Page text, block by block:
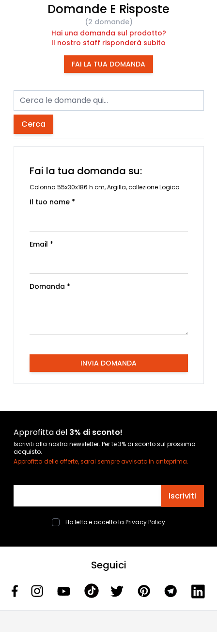
Domande E Risposte
(2 domande)
Hai una domanda sul prodotto?
Il nostro staff risponderà subito
FAI LA TUA DOMANDA
Cerca
Fai la tua domanda su:
Colonna 55x30x186 h cm, Argilla, collezione Logica
Il tuo nome *
Email *
Domanda *
INVIA DOMANDA
Approfitta del 3% di sconto!
Iscriviti alla nostra newsletter. Per te 3% di sconto sul prossimo
acquisto.
Approfitta delle offerte, sarai sempre avvisato in anteprima.
Iscriviti
Ho letto e accetto la Privacy Policy
Seguici